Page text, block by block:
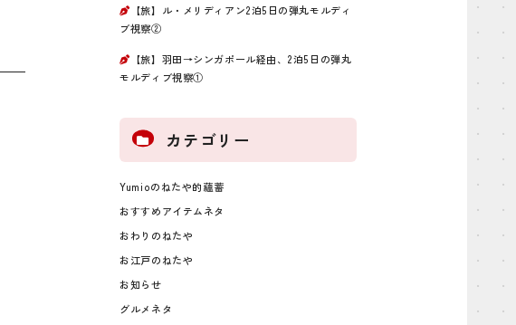
【旅】ル・メリディアン2泊5日の弾丸モルディ
ブ視察②
【旅】羽田→シンガポール経由、2泊5日の弾丸
モルディブ視察①
カテゴリー
Yumioのねたや的蘊蓄
おすすめアイテムネタ
おわりのねたや
お江戸のねたや
お知らせ
グルメネタ